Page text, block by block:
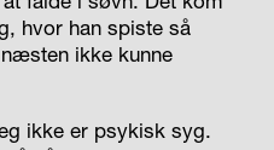
hvor han spiste så
ikke kunne
ikke er psykisk syg.